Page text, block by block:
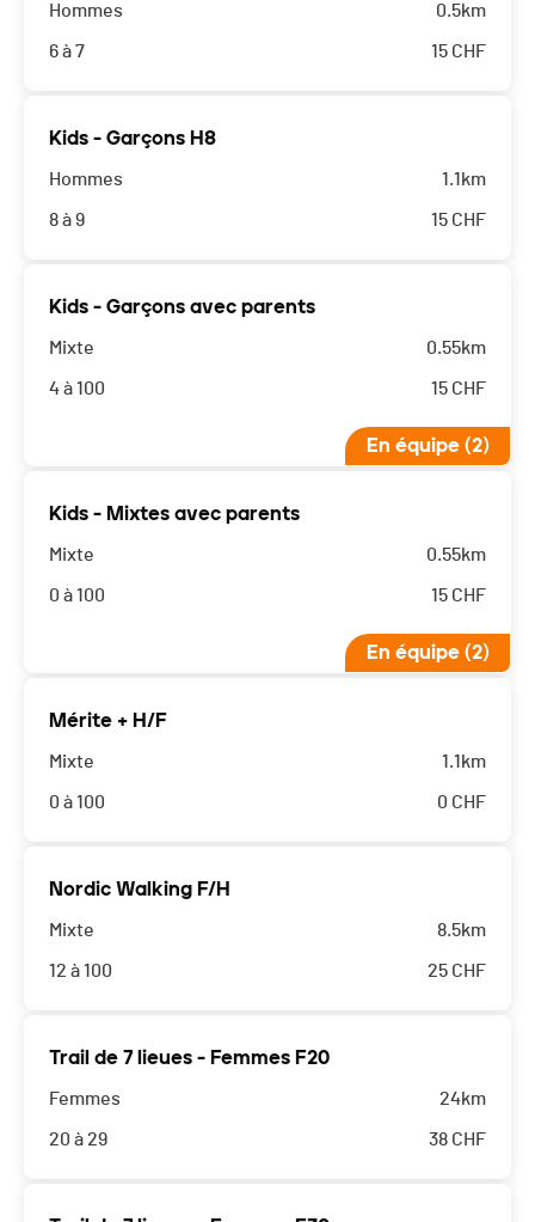
Hommes
6 à 7
0.5km
15 CHF
Kids - Garçons H8
Hommes
8 à 9
1.1km
15 CHF
Kids - Garçons avec parents
Mixte
4 à 100
0.55km
15 CHF
En équipe (2)
Kids - Mixtes avec parents
Mixte
0 à 100
0.55km
15 CHF
En équipe (2)
Mérite + H/F
Mixte
0 à 100
1.1km
0 CHF
Nordic Walking F/H
Mixte
12 à 100
8.5km
25 CHF
Trail de 7 lieues - Femmes F20
Femmes
20 à 29
24km
38 CHF